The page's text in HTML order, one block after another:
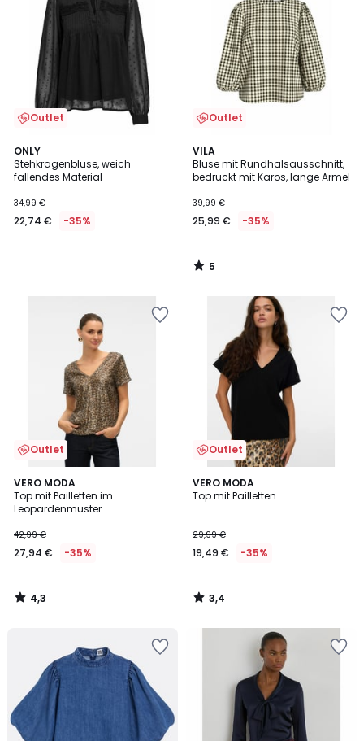
Outlet
ONLY
Stehkragenbluse, weich
fallendes Material
34,99 €
22,74 € -35%
Outlet
VILA
Bluse mit Rundhalsausschnitt,
bedruckt mit Karos, lange Ärmel
39,99 €
25,99 € -35%
5
/
5
5
/
Outlet
VERO MODA
Top mit Pailletten im
Leopardenmuster
42,99 €
27,94 € -35%
4,3
/ 5
4,3
/
Outlet
VERO MODA
Top mit Pailletten
29,99 €
19,49 € -35%
3,4
/ 5
3,4
/